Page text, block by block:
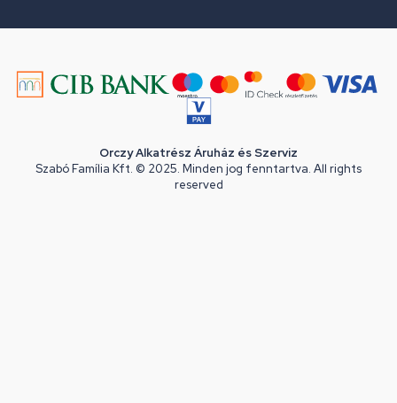
Orczy Alkatrész Áruház és Szerviz
Szabó Família Kft. © 2025. Minden jog fenntartva. All rights
reserved